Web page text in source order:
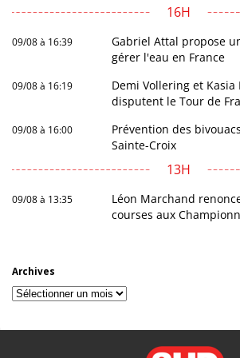
16H
09/08 à 16:39
Gabriel Attal propose
gérer l'eau en France
09/08 à 16:19
Demi Vollering et
disputent le Tour de
09/08 à 16:00
Prévention des
Sainte-Croix
13H
09/08 à 13:35
Léon Marchand
courses aux
Archives
Archives